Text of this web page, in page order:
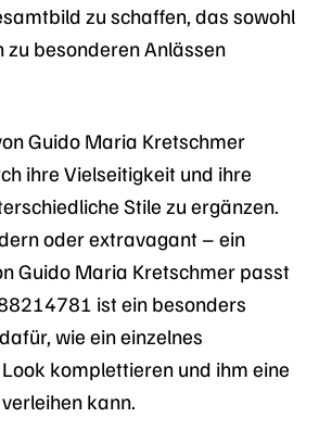
zu schaffen, das sowohl
zu besonderen Anlässen
Guido Maria Kretschmer
ihre Vielseitigkeit und ihre
Stile zu ergänzen.
oder extravagant – ein
Guido Maria Kretschmer passt
ist ein besonders
wie ein einzelnes
komplettieren und ihm eine
kann.